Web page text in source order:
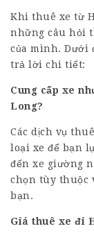
Khi thuê xe từ
những câu hỏi
của mình. Dưới
trả lời chi tiết:
Cung cấp xe
Long?
Các dịch vụ
loại xe để bạn
đến xe giường
chọn tùy thuộc
bạn.
Giá thuê xe đi